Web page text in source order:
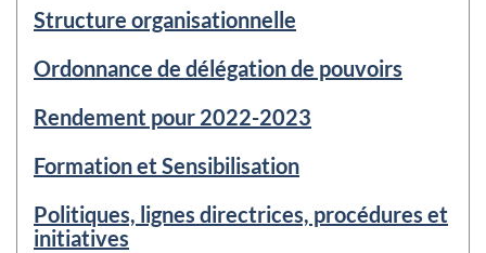
Structure organisationnelle
Ordonnance de délégation de pouvoirs
Rendement pour 2022-2023
Formation et Sensibilisation
Politiques, lignes directrices, procédures et
initiatives